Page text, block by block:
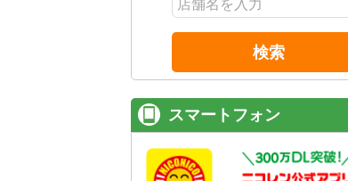
検索
スマートフォン